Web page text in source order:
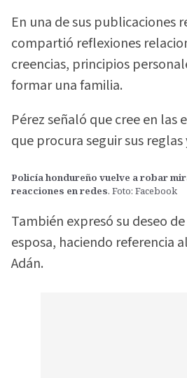
En una de sus publicaciones
compartió reflexiones
creencias, principios
formar una familia.
Pérez señaló que cree en las
que procura seguir sus
Policía hondureño vuelve a robar
reacciones en redes. Foto: Facebook
También expresó su deseo
esposa, haciendo referencia
Adán.